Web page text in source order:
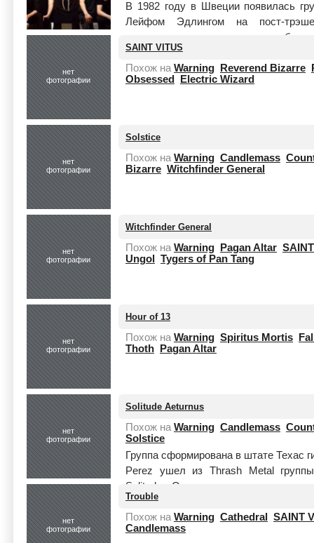
В 1982 году в Швеции появилась
Лейфом Эдлингом на пост-
существования коллектив
Читать целиком
нет
фотографии
SAINT VITUS
Похож на Warning Reverend Bizarre
Obsessed
Electric Wizard
нет
фотографии
Solstice
Похож на Warning Candlemass
Bizarre Witchfinder General
нет
фотографии
Witchfinder General
Похож на Warning Pagan Altar
Ungol
Tygers of Pan Tang
нет
фотографии
Hour of 13
Похож на Warning Spiritus Mortis
Thoth
Pagan Altar
нет
фотографии
Solitude Aeturnus
Похож на Warning Candlemass
Solstice
Группа сформирована в штате Техас
Perez ушел из Thrash Metal
Solitude. Опытному музыканту,
Читать целиком
нет
фотографии
Trouble
Похож на Warning Cathedral
SAINT
Candlemass